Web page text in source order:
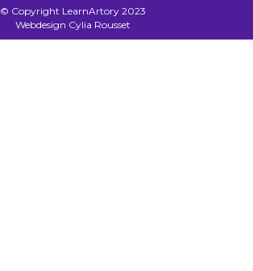
© Copyright LearnArtory 2023
Webdesign Cylia Rousset